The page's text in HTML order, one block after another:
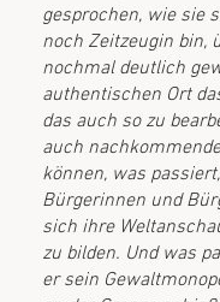
gesprochen, wie sie
noch Zeitzeugin bin,
nochmal deutlich
authentischen Ort
das auch so zu
auch
können, was
Bürgerinnen und
sich ihre
zu bilden. Und was
er sein